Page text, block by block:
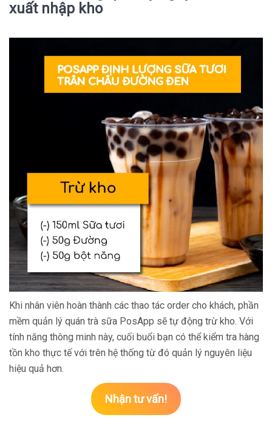
xuất nhập kho
Khi nhân viên hoàn thành các thao tác order cho khách, phần
mềm quản lý quán trà sữa PosApp sẽ tự động trừ kho. Với
tính năng thông minh này, cuối buổi bạn có thể kiểm tra hàng
tồn kho thực tế với trên hệ thống từ đó quản lý nguyên liệu
hiệu quả hơn.
Nhận tư vấn!